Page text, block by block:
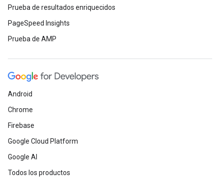
Prueba de resultados enriquecidos
PageSpeed Insights
Prueba de AMP
Android
Chrome
Firebase
Google Cloud Platform
Google AI
Todos los productos